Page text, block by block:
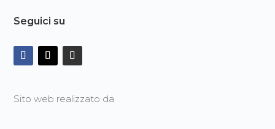
Seguici su
Sito web realizzato da